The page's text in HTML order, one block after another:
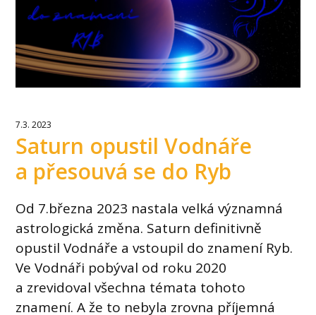
7.3. 2023
Saturn opustil Vodnáře
a přesouvá se do Ryb
Od 7.března 2023 nastala velká významná
astrologická změna. Saturn definitivně
opustil Vodnáře a vstoupil do znamení Ryb.
Ve Vodnáři pobýval od roku 2020
a zrevidoval všechna témata tohoto
znamení. A že to nebyla zrovna příjemná